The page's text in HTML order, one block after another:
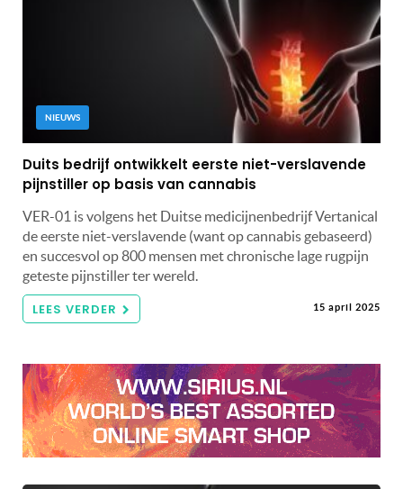
NIEUWS
Duits bedrijf ontwikkelt eerste niet-verslavende
pijnstiller op basis van cannabis
VER-01 is volgens het Duitse medicijnenbedrijf Vertanical
de eerste niet-verslavende (want op cannabis gebaseerd)
en succesvol op 800 mensen met chronische lage rugpijn
geteste pijnstiller ter wereld.
LEES VERDER 15 april 2025